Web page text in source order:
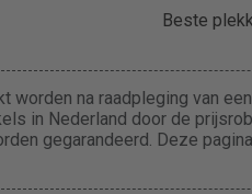
Beste
na raadpleging van
in Nederland door de
gegarandeerd. Deze